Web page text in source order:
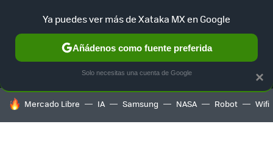
MENÚ NUEVO
GAMING HOME AUTO
HOY SE HABLA DE
Mercado Libre IA Samsung NASA Robot Wifi
×
Ya puedes ver más de Xataka MX en Google
Añádenos como fuente preferida
Solo necesitas una cuenta de Google